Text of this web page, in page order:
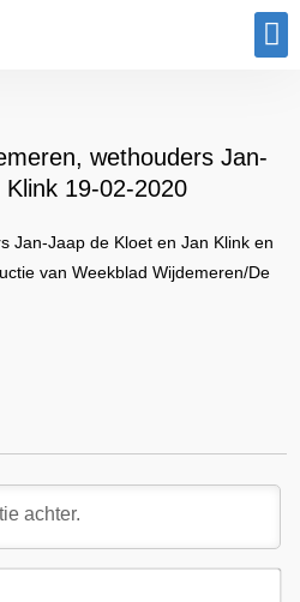
wethouders Jan-
19-02-2020
Jan-Jaap de Kloet en Jan Klink en
van Weekblad Wijdemeren/De